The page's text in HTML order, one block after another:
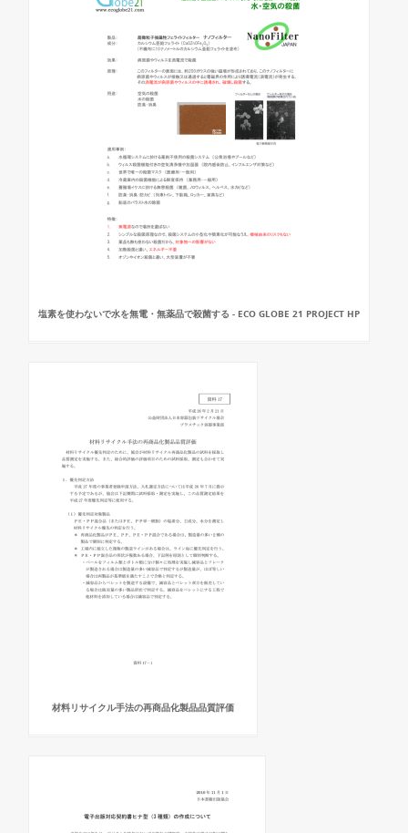
塩素を使わないで水を無電・無薬品で殺菌する - ECO GLOBE 21 PROJECT HP
材料リサイクル手法の再商品化製品品質評価